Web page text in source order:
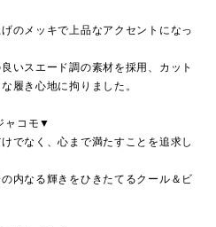
のメッキで上品なアクセントになっ
いスエード調の素材を採用、カット
履き心地に拘りました。
ャコモ▼
でなく、心まで満たすことを追求し
内なる輝きをひきたてるクール＆ビ